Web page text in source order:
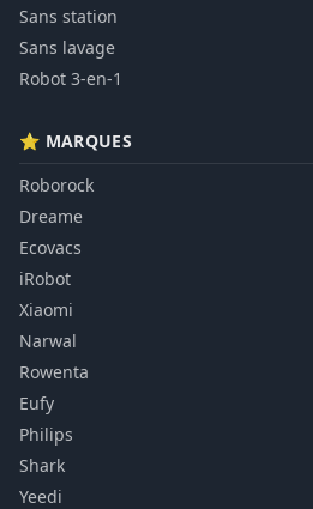
Sans station
Sans lavage
Robot 3-en-1
⭐ MARQUES
Roborock
Dreame
Ecovacs
iRobot
Xiaomi
Narwal
Rowenta
Eufy
Philips
Shark
Yeedi